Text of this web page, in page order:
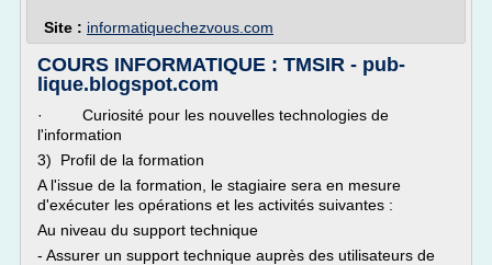
Site : informatiquechezvous.com
COURS INFORMATIQUE : TMSIR - pub-
lique.blogspot.com
· Curiosité pour les nouvelles technologies de
l'information
3) Profil de la formation
A l'issue de la formation, le stagiaire sera en mesure
d'exécuter les opérations et les activités suivantes :
Au niveau du support technique
- Assurer un support technique auprès des utilisateurs de